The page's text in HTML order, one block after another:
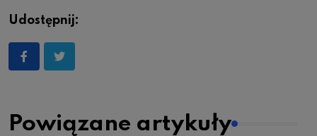
Udostępnij:
Powiązane artykuły